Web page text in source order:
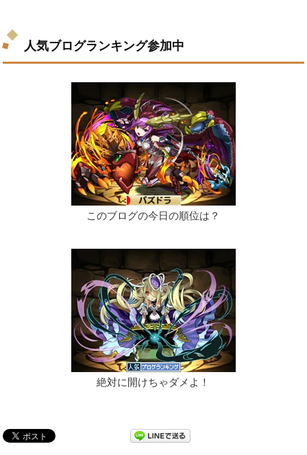
人気ブログランキング参加中
このブログの今日の順位は？
絶対に開けちゃダメよ！